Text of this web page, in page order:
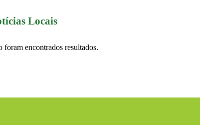
Locais
foram encontrados resultados.